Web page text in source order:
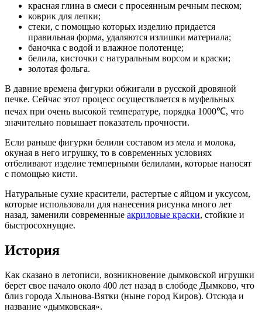
красная глина в смеси с просеянным речным песком;
коврик для лепки;
стеки, с помощью которых изделию придается
правильная форма, удаляются излишки материала;
баночка с водой и влажное полотенце;
белила, кисточки с натуральным ворсом и краски;
золотая фольга.
В давние времена фигурки обжигали в русской дровяной
печке. Сейчас этот процесс осуществляется в муфельных
печах при очень высокой температуре, порядка 1000℃, что
значительно повышает показатель прочности.
Если раньше фигурки белили составом из мела и молока,
окуная в него игрушку, то в современных условиях
отбеливают изделие темперными белилами, которые наносят
с помощью кисти.
Натуральные сухие красители, растертые с яйцом и уксусом,
которые использовали для нанесения рисунка много лет
назад, заменили современные акриловые краски, стойкие и
быстросохнущие.
История
Как сказано в летописи, возникновение дымковской игрушки
берет свое начало около 400 лет назад в слободе Дымково, что
близ города Хлынова-Вятки (ныне город Киров). Отсюда и
название «дымковская».